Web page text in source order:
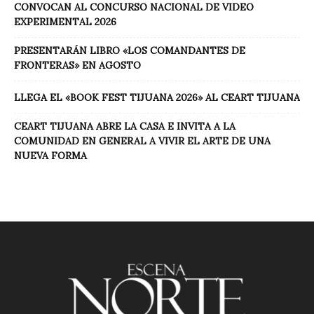
CONVOCAN AL CONCURSO NACIONAL DE VIDEO
EXPERIMENTAL 2026
PRESENTARÁN LIBRO «LOS COMANDANTES DE
FRONTERAS» EN AGOSTO
LLEGA EL «BOOK FEST TIJUANA 2026» AL CEART TIJUANA
CEART TIJUANA ABRE LA CASA E INVITA A LA
COMUNIDAD EN GENERAL A VIVIR EL ARTE DE UNA
NUEVA FORMA